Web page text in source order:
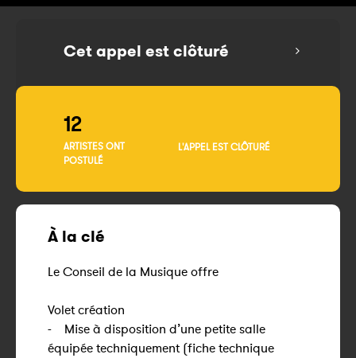
Cet appel est clôturé
12
ARTISTES ONT
POSTULÉ
L'APPEL EST CLÔTURÉ
À la clé
Le Conseil de la Musique offre
Volet création
- Mise à disposition d’une petite salle
équipée techniquement (fiche technique